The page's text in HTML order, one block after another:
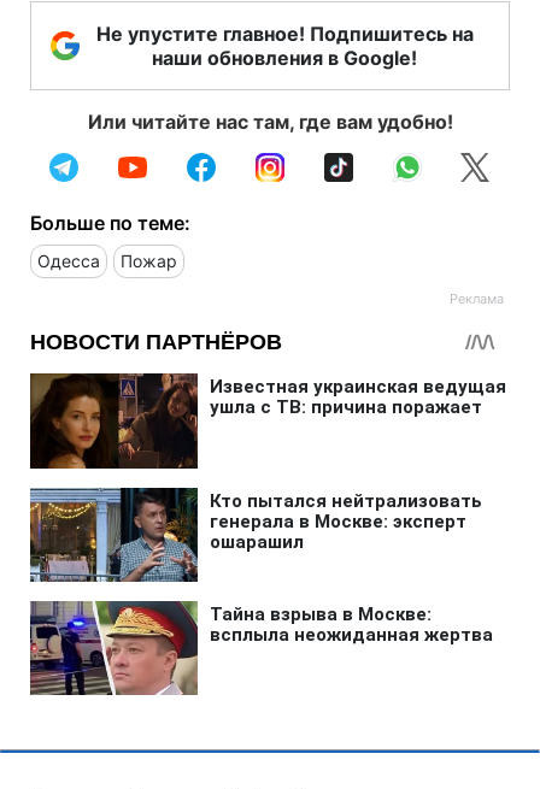
Не упустите главное! Подпишитесь на
наши обновления в Google!
Или читайте нас там, где вам удобно!
Больше по теме:
Одесса Пожар